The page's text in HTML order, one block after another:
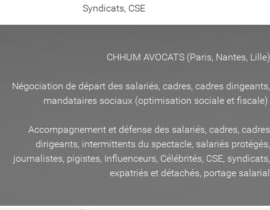
Syndicats, CSE
CHHUM AVOCATS (Paris, Nantes, Lille)
Négociation de départ des salariés, cadres, cadres dirigeants,
mandataires sociaux (optimisation sociale et fiscale)
Accompagnement et défense des salariés, cadres, cadres
dirigeants, intermittents du spectacle, salariés protégés,
journalistes, pigistes, Influenceurs, Célébrités, CSE, syndicats,
expatriés et détachés, portage salarial